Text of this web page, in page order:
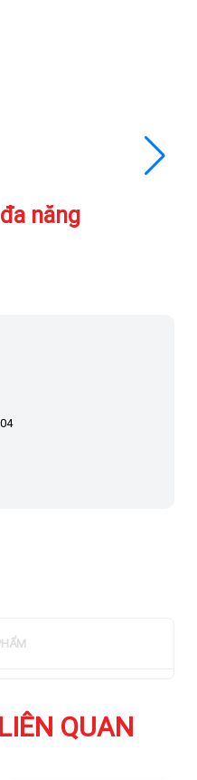
năng
QUAN